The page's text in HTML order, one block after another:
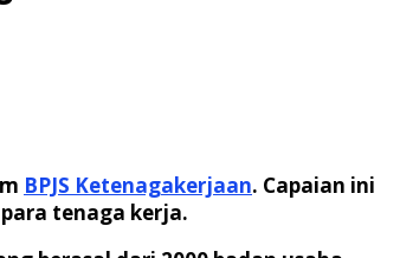
BPJS Ketenagakerjaan. Capaian ini
tenaga kerja.